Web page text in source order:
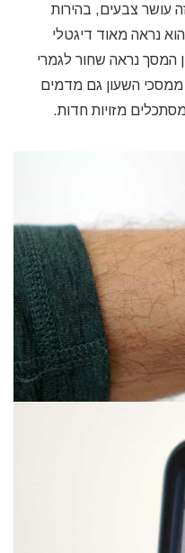
עושר צבעים, בהירות
נראה מאוד דיגטלי
המסך נראה שחור לגמרי
השעון גם מדמים
מזויות חדות.